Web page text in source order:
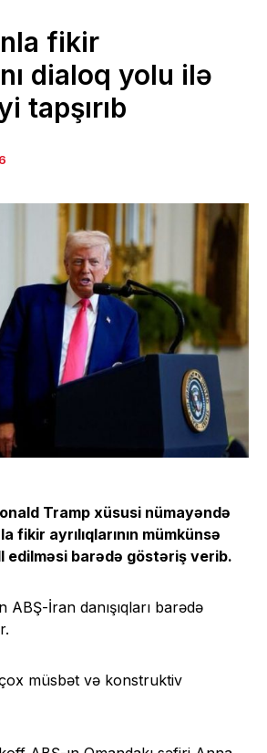
fikir
dialoq yolu ilə
tapşırıb
Tramp xüsusi nümayəndə
fikir ayrılıqlarının mümkünsə
edilməsi barədə göstəriş verib.
ABŞ-İran danışıqları barədə
çox müsbət və konstruktiv